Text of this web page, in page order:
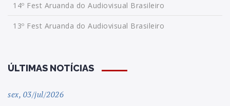
14º Fest Aruanda do Audiovisual Brasileiro
13º Fest Aruanda do Audiovisual Brasileiro
ÚLTIMAS NOTÍCIAS
sex, 03/jul/2026